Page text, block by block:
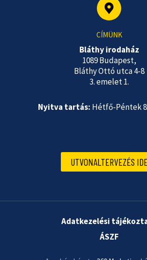
CÍMÜNK
Bláthy irodaház
1089 Budapest,
Bláthy Ottó utca 4-8
3. emelet 1.
Nyitva tartás: Hétfő-Péntek
UTVONALTERVEZÉS IDE
Adatkezelési
ÁSZF